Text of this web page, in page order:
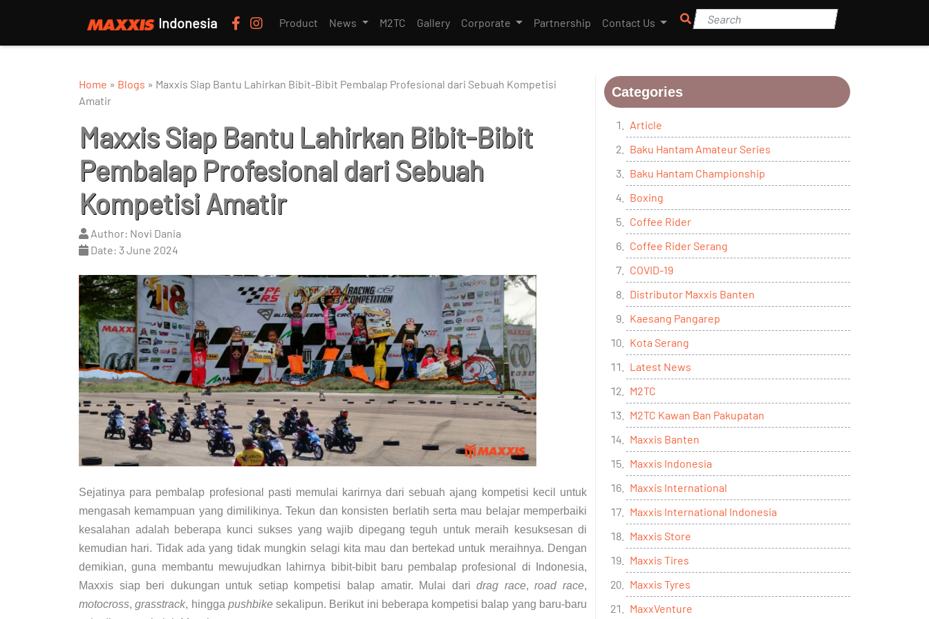
Indonesia Product News M2TC Gallery Corporate Partnership Contact Us
Home » Blogs » Maxxis Siap Bantu Lahirkan Bibit-Bibit Pembalap Profesional dari Sebuah Kompetisi
Amatir
Maxxis Siap Bantu Lahirkan Bibit-Bibit
Pembalap Profesional dari Sebuah
Kompetisi Amatir
Author: Novi Dania
Date: 3 June 2024
Sejatinya para pembalap profesional pasti memulai karirnya dari sebuah ajang kompetisi kecil untuk
mengasah kemampuan yang dimilikinya. Tekun dan konsisten berlatih serta mau belajar memperbaiki
kesalahan adalah beberapa kunci sukses yang wajib dipegang teguh untuk meraih kesuksesan di
kemudian hari. Tidak ada yang tidak mungkin selagi kita mau dan bertekad untuk meraihnya. Dengan
demikian, guna membantu mewujudkan lahirnya bibit-bibit baru pembalap profesional di Indonesia,
Maxxis siap beri dukungan untuk setiap kompetisi balap amatir. Mulai daridrag race,road race,
motocross,grasstrack, hingga pushbikesekalipun. Berikut ini beberapa kompetisi balap yang baru-baru
Categories
Article
Baku Hantam Amateur Series
Baku Hantam Championship
Boxing
Coffee Rider
Coffee Rider Serang
COVID-19
Distributor Maxxis Banten
Kaesang Pangarep
Kota Serang
Latest News
M2TC
M2TC Kawan Ban Pakupatan
Maxxis Banten
Maxxis Indonesia
Maxxis International
Maxxis International Indonesia
Maxxis Store
Maxxis Tires
Maxxis Tyres
MaxxVenture